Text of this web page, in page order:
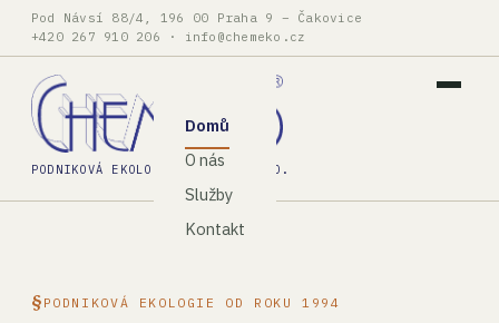
Pod Návsí 88/4, 196 00 Praha 9 – Čakovice
+420 267 910 206 · info@chemeko.cz
PODNIKOVÁ EKOLOGIE, SPOL. S R.O.
Domů
O nás
Služby
Kontakt
PODNIKOVÁ EKOLOGIE OD ROKU 1994